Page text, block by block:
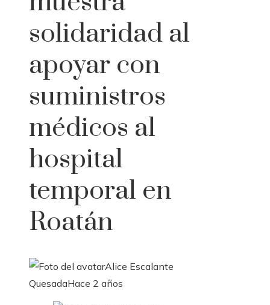
solidaridad al
apoyar con
suministros
médicos al
hospital
temporal en
Roatán
Alice Escalante
QuesadaHace 2 años